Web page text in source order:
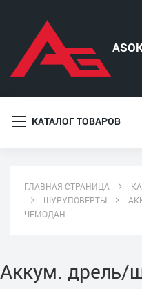
КАТАЛОГ ТОВАРОВ
ГЛАВНАЯ СТРАНИЦА
ШУРУПОВЕРТЫ
ЧЕМОДАН
Аккум. дрель/